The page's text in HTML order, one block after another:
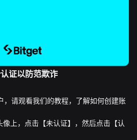
证以防范欺诈
，请观看我们的教程，了解如何创建账
上，点击【未认证】，然后点击【认